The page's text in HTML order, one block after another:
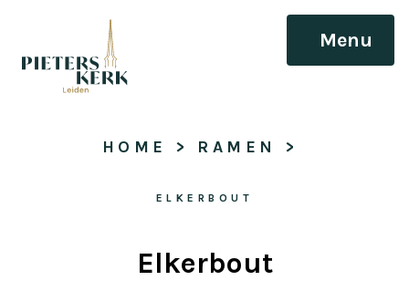
Menu
HOME > RAMEN >
ELKERBOUT
Elkerbout